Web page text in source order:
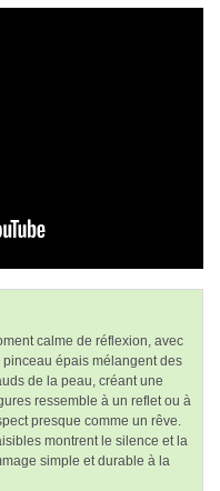
calme de réflexion, avec
épais mélangent des
de la peau, créant une
ressemble à un reflet ou à
presque comme un rêve.
montrent le silence et la
simple et durable à la